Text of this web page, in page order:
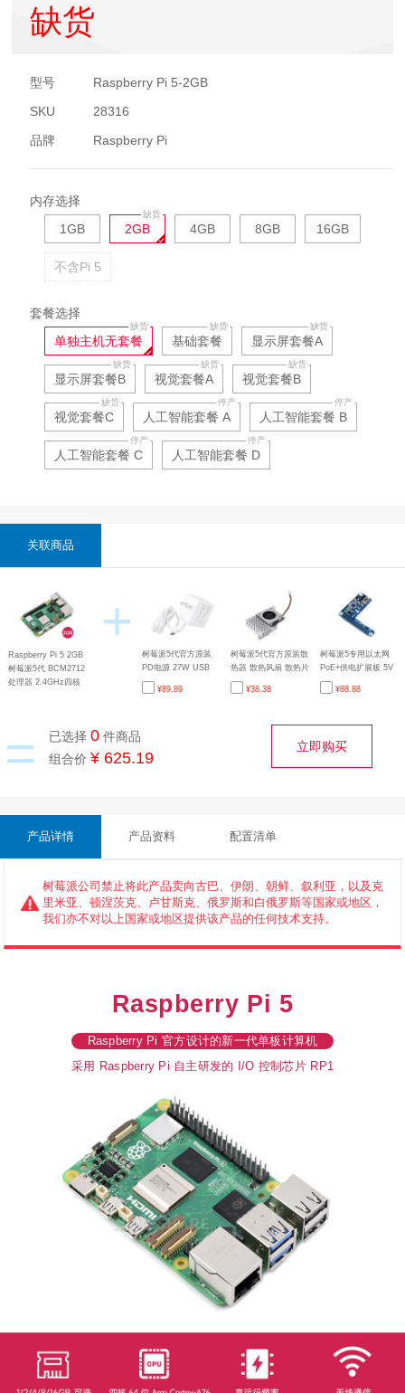
缺货
型号
Raspberry Pi 5-2GB
SKU
28316
品牌
Raspberry Pi
内存选择
1GB
2GB 4GB 8GB 16GB
不含Pi 5
套餐选择
单独主机无套餐
基础套餐 显示屏套餐A
显示屏套餐B 视觉套餐A 视觉套餐B
视觉套餐C 人工智能套餐 A 人工智能套餐 B
人工智能套餐 C 人工智能套餐 D
关联商品
Raspberry Pi 5 2GB
树莓派5代 BCM2712
处理器 2.4GHz四核
+
树莓派5代官方原装
PD电源 27W USB
Type-C接口 白色美规
(US)
¥89.89
树莓派5代官方原装散
热器 散热风扇 散热片
主动散热 带导热贴
¥38.38
树莓派5专用以太网
PoE+供电扩展板 5V
5A性能稳定支持
802.3af/at网络标准
¥88.88
= 已选择 0件商品
组合价 ¥ 625.19
立即购买
产品详情 产品资料 配置清单
树莓派公司禁止将此产品卖向古巴、伊朗、朝鲜、叙利亚，以及克
里米亚、顿涅茨克、卢甘斯克、俄罗斯和白俄罗斯等国家或地区，
我们亦不对以上国家或地区提供该产品的任何技术支持。
Raspberry Pi 5
Raspberry Pi 官方设计的新一代单板计算机
采用 Raspberry Pi 自主研发的 I/O 控制芯片 RP1